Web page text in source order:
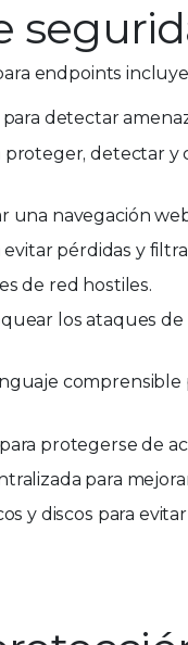
endpoints
detectar
detectar
una navegación
pérdidas y
de red hostiles.
los ataques
protegerse de
para
y discos para